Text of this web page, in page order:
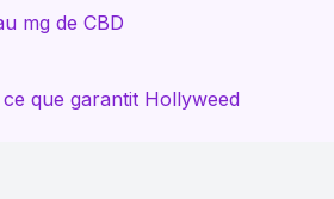
mg de CBD
que garantit Hollyweed